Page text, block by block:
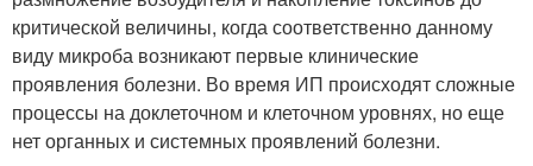
критической величины, когда соответственно данному
виду микроба возникают первые клинические
проявления болезни. Во время ИП происходят сложные
процессы на доклеточном и клеточном уровнях, но еще
нет органных и системных проявлений болезни.